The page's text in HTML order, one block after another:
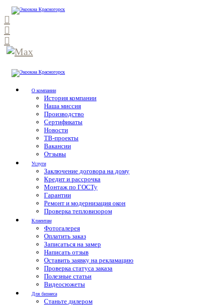
О компании
История компании
Наша миссия
Производство
Сертификаты
Новости
ТВ-проекты
Вакансии
Отзывы
Услуги
Заключение договора на дому
Кредит и рассрочка
Монтаж по ГОСТу
Гарантии
Ремонт и модернизация окон
Проверка тепловизором
Клиентам
Фотогалерея
Оплатить заказ
Записаться на замер
Написать отзыв
Оставить заявку на рекламацию
Проверка статуса заказа
Полезные статьи
Видеосюжеты
Для бизнеса
Станьте дилером